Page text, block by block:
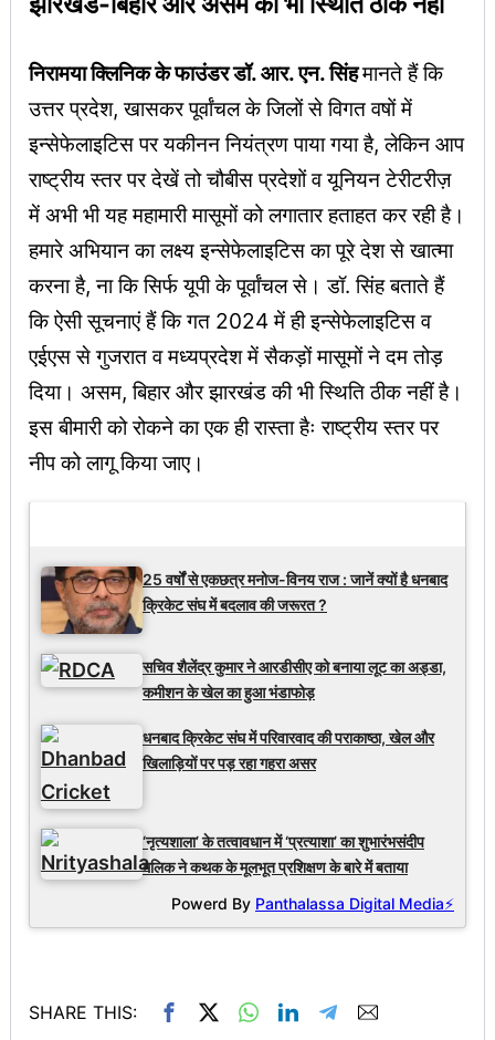
निरामया क्लिनिक के फाउंडर डॉ. आर. एन. सिंहमानते हैं कि
उत्तर प्रदेश, खासकर पूर्वांचल के जिलों से विगत वषों में
इन्सेफेलाइटिस पर यकीनन नियंत्रण पाया गया है, लेकिन आप
राष्ट्रीय स्तर पर देखें तो चौबीस प्रदेशों व यूनियन टेरीटरीज़
में अभी भी यह महामारी मासूमों को लगातार हताहत कर रही है।
हमारे अभियान का लक्ष्य इन्सेफेलाइटिस का पूरे देश से खात्मा
करना है, ना कि सिर्फ यूपी के पूर्वांचल से। डॉ. सिंह बताते हैं
कि ऐसी सूचनाएं हैं कि गत 2024 में ही इन्सेफेलाइटिस व
एईएस से गुजरात व मध्यप्रदेश में सैकड़ों मासूमों ने दम तोड़
दिया। असम, बिहार और झारखंड की भी स्थिति ठीक नहीं है।
इस बीमारी को रोकने का एक ही रास्ता हैः राष्ट्रीय स्तर पर
नीप को लागू किया जाए।
25 वर्षों से एकछत्र मनोज-विनय राज : जानें क्यों है धनबाद
क्रिकेट संघ में बदलाव की जरूरत ?
सचिव शैलेंद्र कुमार ने आरडीसीए को बनाया लूट का अड्डा,
कमीशन के खेल का हुआ भंडाफोड़
धनबाद क्रिकेट संघ में परिवारवाद की पराकाष्ठा, खेल और
खिलाड़ियों पर पड़ रहा गहरा असर
‘नृत्यशाला’ के तत्वावधान में ‘प्रत्याशा’ का शुभारंभसंदीप
मलिक ने कथक के मूलभूत प्रशिक्षण के बारे में बताया
Powerd By Panthalassa Digital Media⚡
SHARE THIS: